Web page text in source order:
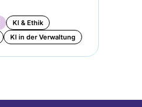
KI & Ethik
KI in der Verwaltung